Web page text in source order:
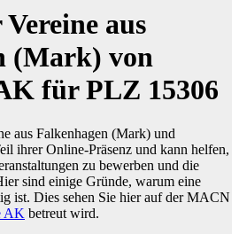
aus
(Mark) von
für PLZ 15306
aus Falkenhagen (Mark) und
ihrer Online-Präsenz und kann helfen,
zu bewerben und die
sind einige Gründe, warum eine
ist. Dies sehen Sie hier auf der MACN
AK betreut wird.